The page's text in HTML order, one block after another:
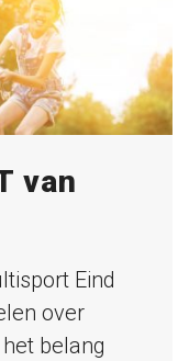
van
Eind
over
belang